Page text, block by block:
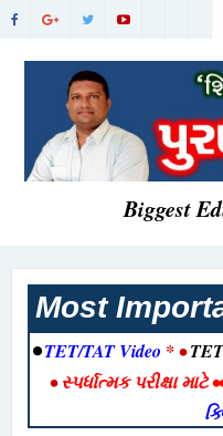
Biggest
Most
•TET/TAT Video * •
•સ્પર્ધાત્મક પરીક્ષા માટે